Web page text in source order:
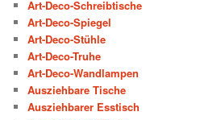
Art-Deco-Schreibtische
Art-Deco-Spiegel
Art-Deco-Stühle
Art-Deco-Truhe
Art-Deco-Wandlampen
Ausziehbare Tische
Ausziehbarer Esstisch